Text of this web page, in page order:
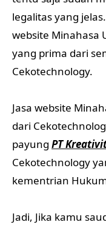
legalitas yang
website Minahasa
yang prima dari
Cekotechnology.
Jasa website
dari
payung PT
Cekotechnology
kementrian
Jadi, Jika kamu